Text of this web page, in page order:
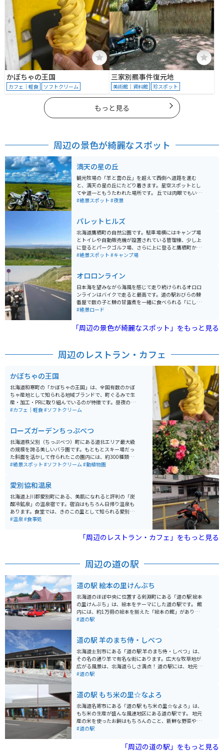
かぼちゃの王国
カフェ｜軽食 ソフトクリーム
三家別羆事件復元地
美術館｜資料館 珍スポット
もっと見る
周辺の景色が綺麗なスポット
満天の星の丘
観光牧場の「羊と雲の丘」を超えて西側へ道路を進む
と、満天の星の丘にたどり着きます。星空スポットとし
て全道一ともうたわれた場所です。 丘では肉眼でもいく
つもの星を見ることができ、天然のプラネタリウムを楽
#絶景スポット #夜景
パレットヒルズ
北海道鷹栖町の自然公園です。駐車場横にはキャンプ場
とトイレや自動販売機が設置されている管理棟、少し上
に登るとパークゴルフ場、さらに上に登ると鷹栖町から
大雪山を一望できる展望台があり、いろいろな楽しみ方
#絶景スポット #キャンプ場
オロロンライン
日本海を望みながら海風を感じて走り続けられるオロロ
ンラインはバイクで走ると最高です。道の駅おびらの鰊
番屋で数の子と鰊の甘露煮を一緒に食べられる「にしん
親子丼」が絶品です。気持ちよく北上していくと、幌延
撮影スポットが目白押しです。
#絶景ロード
「周辺の景色が綺麗なスポット」をもっと見る
周辺のレストラン・カフェ
かぼちゃの王国
北海道和寒町の「かぼちゃの王国」は、全国有数のかぼ
ちゃ産地として知られる地域ブランドで、町ぐるみで生
産・加工・PRに取り組んでいるのが特徴です。昼夜の寒
暖差が大きい気候により、甘みが強く品質の高いかぼち
加工品も豊富で、食べ歩きやお土産選びも魅力のひとつ
です。のどかな田園風景が広がるエリアで、自然を感じ
ながらゆったり過ごせます。バイクで訪れる場合は、北
海道らしい開放的な直線道路や景色を楽しめるルートが
多く、ツーリングの立ち寄り先としてもおすすめのスポ
#カフェ｜軽食#ソフトクリーム
ローズガーデンちっぷべつ
北海道秩父別（ちっぷべつ）町にある道北エリア最大級
の規模を誇る美しいバラ園です。もともとスキー場だっ
た斜面を活かして作られたこの園内には、約300種類・
3,000株ものバラが咲き誇り、シーズンには町全体が華
望台」があります。そこから見下ろすバラの花々と、の
どかな秩父別の田園風景が織りなす景色は、まさに北海
道らしい開放感に溢れています。 散策のお供に欠かせな
いのが、売店「バラの城ふろーら」で販売されているピ
ンク色のローズソフトクリームです。一口食べるとバラ
のは7月上旬から中旬です。 入園料: 嬉しいことに入園は
やすく、道の駅「ちっぷべつ」からもすぐ近くです。
広々とした無料駐車場: 園内には広めの無料駐車場が完備
されています。
#絶景スポット #ソフトクリーム#動植物園
愛別協和温泉
北海道上川郡愛別町にある、美肌になれると評判の「炭
酸冷鉱泉」の温泉宿です。宿泊はもちろん日帰り温泉も
あります。食堂では、きのこの里として知られる愛別町
のきのこをふんだんに使ったメニューを提供してくれま
#温泉#食事処
「周辺のレストラン・カフェ」をもっと見る
周辺の道の駅
道の駅 絵本の里けんぶち
北海道のほぼ中央に位置する剣淵町にある「道の駅 絵本
の里けんぶち」は、絵本をテーマにした道の駅です。 館
内には、約1万冊の絵本を揃えた「絵本の館」があり、
子どもから大人まで楽しむことができます。 また、剣淵
場合、道の駅には広い駐車場が完備されているので安心
です。 周辺には、美しい田園風景が広がっており、ツー
リングにもおすすめのエリアです。 剣淵町の特産品とし
ては、絵本の里というだけあって絵本に関連するグッズ
や、地元産の農産物を使った加工品などが人気です。 特
の世界に浸りながら、地元の美味しいものを楽しめる場
所です。 北海道旅行の際は、ぜひ立ち寄ってみてくださ
い。
#道の駅
道の駅 羊のまち侍・しべつ
北海道士別市にある「道の駅 羊のまち侍・しべつ」は、
その名の通り羊で有名な街にあります。広大な牧草地が
広がる風景は、北海道らしさ満点！ 道の駅には、地元産
の食材をふんだんに使ったレストランや、新鮮な農産物
ン。臭みが少なく、柔らかくジューシーな味わいが楽し
めます。また、ソフトクリームやチーズなどの乳製品も
人気です。 バイクで訪れる際は、広々とした駐車場があ
るので安心です。道の駅周辺には、羊と触れ合える観光
牧場や、雄大な自然を満喫できるキャンプ場など、見ど
#道の駅
道の駅 もち米の里☆なよろ
北海道名寄市にある「道の駅 もち米の里☆なよろ」は、
もち米の生産が盛んな風連地区にある道の駅です。 地元
産の米を使ったお餅はもちろんのこと、新鮮な野菜や特
産品が販売されています。中でも人気なのは、もち米10
味が感じられる、ここでしか味わえないソフトクリーム
#道の駅
「周辺の道の駅」をもっと見る